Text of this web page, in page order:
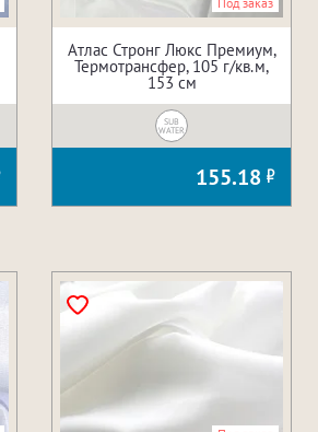
Атлас Стронг Люкс Премиум,
Термотрансфер, 105 г/кв.м,
153 см
SUB
WATER
155.18